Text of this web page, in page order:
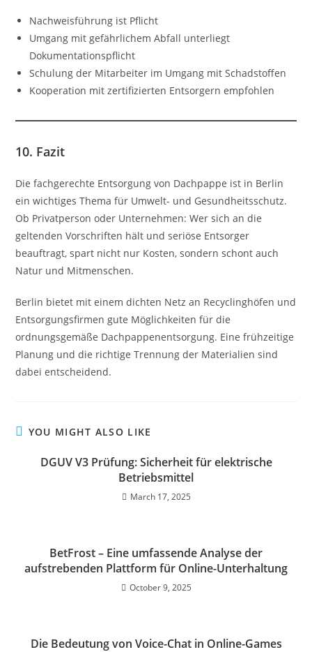
Nachweisführung ist Pflicht
Umgang mit gefährlichem Abfall unterliegt
Dokumentationspflicht
Schulung der Mitarbeiter im Umgang mit Schadstoffen
Kooperation mit zertifizierten Entsorgern empfohlen
10. Fazit
Die fachgerechte Entsorgung von Dachpappe ist in Berlin
ein wichtiges Thema für Umwelt- und Gesundheitsschutz.
Ob Privatperson oder Unternehmen: Wer sich an die
geltenden Vorschriften hält und seriöse Entsorger
beauftragt, spart nicht nur Kosten, sondern schont auch
Natur und Mitmenschen.
Berlin bietet mit einem dichten Netz an Recyclinghöfen und
Entsorgungsfirmen gute Möglichkeiten für die
ordnungsgemäße Dachpappenentsorgung. Eine frühzeitige
Planung und die richtige Trennung der Materialien sind
dabei entscheidend.
YOU MIGHT ALSO LIKE
DGUV V3 Prüfung: Sicherheit für elektrische
Betriebsmittel
March 17, 2025
BetFrost – Eine umfassende Analyse der
aufstrebenden Plattform für Online-Unterhaltung
October 9, 2025
Die Bedeutung von Voice-Chat in Online-Games